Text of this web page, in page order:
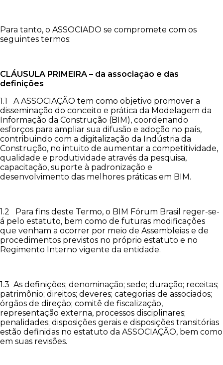
Para tanto, o ASSOCIADO se compromete com os
seguintes termos:
CLÁUSULA PRIMEIRA – da associação e das
definições
1.1 A ASSOCIAÇÃO tem como objetivo promover a
disseminação do conceito e prática da Modelagem da
Informação da Construção (BIM), coordenando
esforços para ampliar sua difusão e adoção no país,
contribuindo com a digitalização da Indústria da
Construção, no intuito de aumentar a competitividade,
qualidade e produtividade através da pesquisa,
capacitação, suporte à padronização e
desenvolvimento das melhores práticas em BIM.
1.2 Para fins deste Termo, o BIM Fórum Brasil reger-se-
á pelo estatuto, bem como de futuras modificações
que venham a ocorrer por meio de Assembleias e de
procedimentos previstos no próprio estatuto e no
Regimento Interno vigente da entidade.
1.3 As definições; denominação; sede; duração; receitas;
patrimônio; direitos; deveres; categorias de associados;
órgãos de direção; comitê de fiscalização,
representação externa, processos disciplinares;
penalidades; disposições gerais e disposições transitórias
estão definidas no estatuto da ASSOCIAÇÃO, bem como
em suas revisões.